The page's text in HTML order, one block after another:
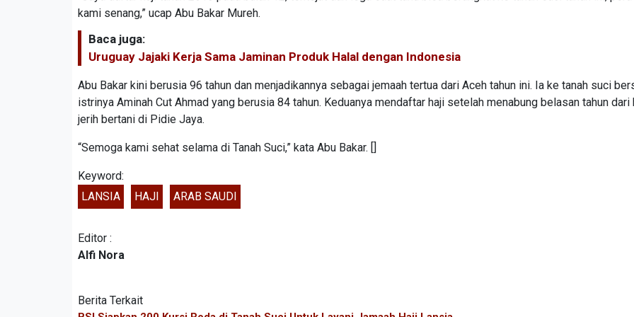
kami senang,” ucap Abu Bakar Mureh.
Baca juga:
Uruguay Jajaki Kerja Sama Jaminan Produk Halal dengan Indonesia
Abu Bakar kini berusia 96 tahun dan menjadikannya sebagai jemaah tertua dari Aceh tahun ini. Ia ke tanah suci
istrinya Aminah Cut Ahmad yang berusia 84 tahun. Keduanya mendaftar haji setelah menabung belasan tahun dari
jerih bertani di Pidie Jaya.
“Semoga kami sehat selama di Tanah Suci,” kata Abu Bakar. []
Keyword:
LANSIA
HAJI ARAB SAUDI
Editor :
Alfi Nora
Berita Terkait